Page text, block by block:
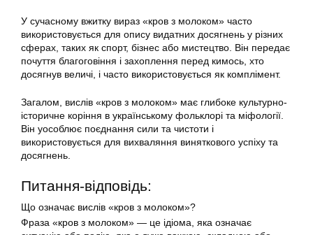
У сучасному вжитку вираз «кров з молоком» часто
використовується для опису видатних досягнень у різних
сферах, таких як спорт, бізнес або мистецтво. Він передає
почуття благоговіння і захоплення перед кимось, хто
досягнув величі, і часто використовується як комплімент.
Загалом, вислів «кров з молоком» має глибоке культурно-
історичне коріння в українському фольклорі та міфології.
Він уособлює поєднання сили та чистоти і
використовується для вихваляння виняткового успіху та
досягнень.
Питання-відповідь:
Що означає вислів «кров з молоком»?
Фраза «кров з молоком» — це ідіома, яка означає